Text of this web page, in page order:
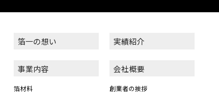
箔一の想い
事業内容
箔材料
実績紹介
会社概要
創業者の挨拶